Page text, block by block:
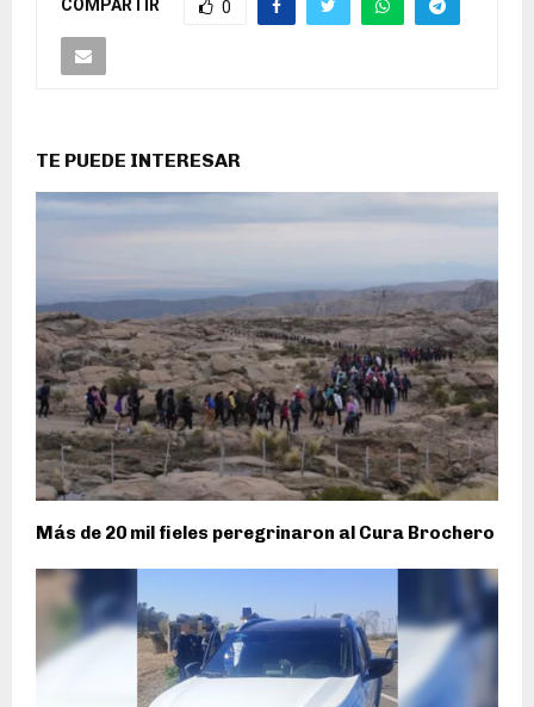
COMPARTIR 0
TE PUEDE INTERESAR
Más de 20 mil fieles peregrinaron al Cura Brochero